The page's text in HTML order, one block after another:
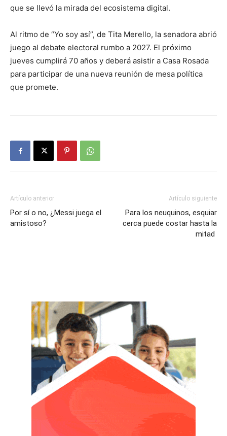
que se llevó la mirada del ecosistema digital.
Al ritmo de “Yo soy así”, de Tita Merello, la senadora abrió
juego al debate electoral rumbo a 2027. El próximo
jueves cumplirá 70 años y deberá asistir a Casa Rosada
para participar de una nueva reunión de mesa política
que promete.
Artículo anterior
Por sí o no, ¿Messi juega el
amistoso?
Artículo siguiente
Para los neuquinos, esquiar
cerca puede costar hasta la
mitad